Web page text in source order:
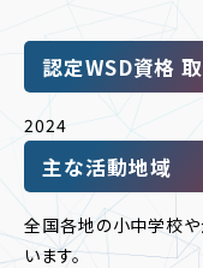
認定WSD資格
2024
主な活動地域
全国各地の小中学校や
います。